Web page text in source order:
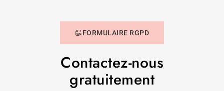
FORMULAIRE RGPD
Contactez-nous
gratuitement